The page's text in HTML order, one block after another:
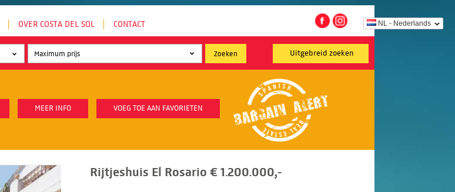
NL - Nederlands
OVER COSTA DEL SOL CONTACT
Uitgebreid zoeken
MEER INFO VOEG TOE AAN FAVORIETEN
Rijtjeshuis El Rosario € 1.200.000,-